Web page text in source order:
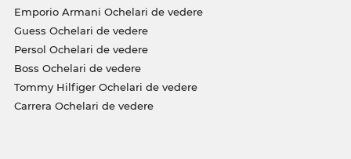
Emporio Armani Ochelari de vedere
Guess Ochelari de vedere
Persol Ochelari de vedere
Boss Ochelari de vedere
Tommy Hilfiger Ochelari de vedere
Carrera Ochelari de vedere